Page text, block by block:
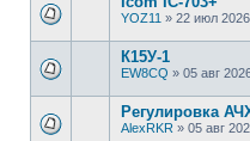
YOZ11 » 22 июл
К15У-1
EW8CQ » 05 авг
Регулировка
AlexRKR » 05 авг